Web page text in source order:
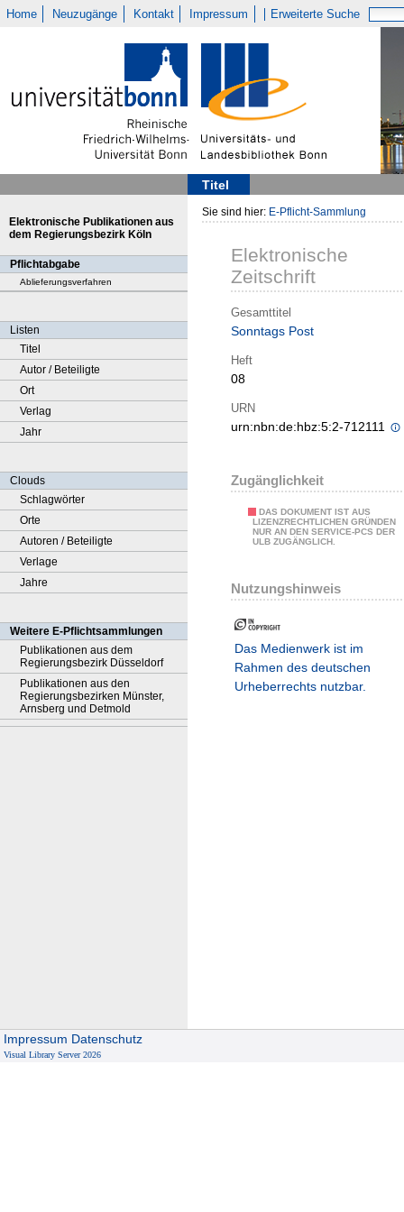
Home Neuzugänge Kontakt Impressum Erweiterte Suche
Titel
Elektronische Publikationen aus
dem Regierungsbezirk Köln
Pflichtabgabe
Ablieferungsverfahren
Listen
Titel
Autor / Beteiligte
Ort
Verlag
Jahr
Clouds
Schlagwörter
Orte
Autoren / Beteiligte
Verlage
Jahre
Weitere E-Pflichtsammlungen
Publikationen aus dem
Regierungsbezirk Düsseldorf
Publikationen aus den
Regierungsbezirken Münster,
Arnsberg und Detmold
Sie sind hier: E-Pflicht-Sammlung
Elektronische
Zeitschrift
Gesamttitel
Sonntags Post
Heft
08
URN
urn:nbn:de:hbz:5:2-712111
Zugänglichkeit
DAS DOKUMENT IST AUS
LIZENZRECHTLICHEN GRÜNDEN
NUR AN DEN SERVICE-PCS DER
ULB ZUGÄNGLICH.
Nutzungshinweis
Das Medienwerk ist im
Rahmen des deutschen
Urheberrechts nutzbar.
Impressum Datenschutz
Visual Library Server 2026